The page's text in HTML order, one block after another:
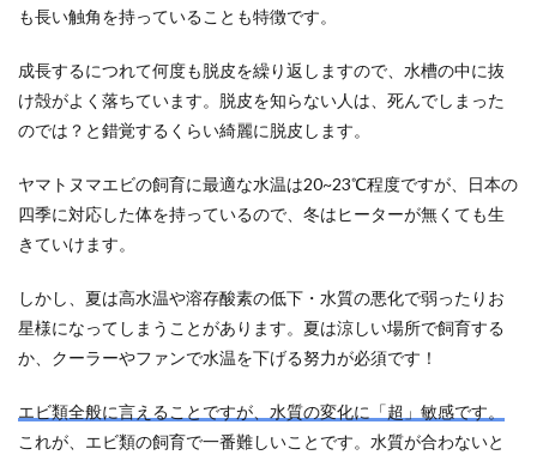
も長い触角を持っていることも特徴です。
成長するにつれて何度も脱皮を繰り返しますので、水槽の中に抜
け殻がよく落ちています。脱皮を知らない人は、死んでしまった
のでは？と錯覚するくらい綺麗に脱皮します。
ヤマトヌマエビの飼育に最適な水温は20~23℃程度ですが、日本の
四季に対応した体を持っているので、冬はヒーターが無くても生
きていけます。
しかし、夏は高水温や溶存酸素の低下・水質の悪化で弱ったりお
星様になってしまうことがあります。夏は涼しい場所で飼育する
か、クーラーやファンで水温を下げる努力が必須です！
エビ類全般に言えることですが、水質の変化に「超」敏感です。
これが、エビ類の飼育で一番難しいことです。水質が合わないと